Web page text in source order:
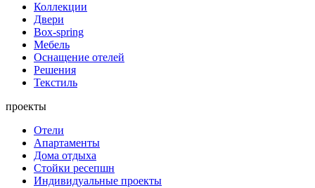
Коллекции
Двери
Box-spring
Мебель
Оснащение отелей
Решения
Текстиль
проекты
Отели
Апартаменты
Дома отдыха
Стойки ресепшн
Индивидуальные проекты